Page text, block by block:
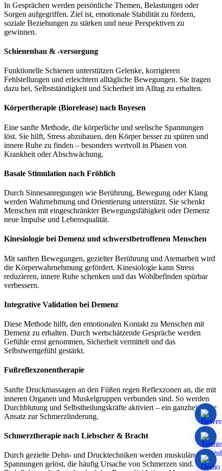
In Gesprächen werden persönliche Themen, Belastungen oder
Sorgen aufgegriffen. Ziel ist, emotionale Stabilität zu fördern,
soziale Beziehungen zu stärken und neue Perspektiven zu
gewinnen.
Schienenbau & -versorgung
Funktionelle Schienen unterstützen Gelenke, korrigieren
Fehlstellungen und erleichtern alltägliche Bewegungen. Sie tragen
dazu bei, Selbstständigkeit und Sicherheit im Alltag zu erhalten.
Körpertherapie (Biorelease) nach Boyesen
Eine sanfte Methode, die körperliche und seelische Spannungen
löst. Sie hilft, Stress abzubauen, den Körper besser zu spüren und
innere Ruhe zu finden – besonders wertvoll in Phasen von
Krankheit oder Abschwächung.
Basale Stimulation nach Fröhlich
Durch Sinnesanregungen wie Berührung, Bewegung oder Klang
werden Wahrnehmung und Orientierung unterstützt. Sie schenkt
Menschen mit eingeschränkter Bewegungsfähigkeit oder Demenz
neue Impulse und Lebensqualität.
Kinesiologie bei Demenz und schwerstbetroffenen Menschen
Mit sanften Bewegungen, gezielter Berührung und Atemarbeit wird
die Körperwahrnehmung gefördert. Kinesiologie kann Stress
reduzieren, innere Ruhe schenken und das Wohlbefinden spürbar
verbessern.
Integrative Validation bei Demenz
Diese Methode hilft, den emotionalen Kontakt zu Menschen mit
Demenz zu erhalten. Durch wertschätzende Gespräche werden
Gefühle ernst genommen, Sicherheit vermittelt und das
Selbstwertgefühl gestärkt.
Fußreflexzonentherapie
Sanfte Druckmassagen an den Füßen regen Reflexzonen an, die mit
inneren Organen und Muskelgruppen verbunden sind. So werden
Durchblutung und Selbstheilungskräfte aktiviert – ein ganzheitlicher
Ansatz zur Schmerzlinderung.
Schmerztherapie nach Liebscher & Bracht
Durch gezielte Dehn- und Drucktechniken werden muskuläre
Spannungen gelöst, die häufig Ursache von Schmerzen sind. Das